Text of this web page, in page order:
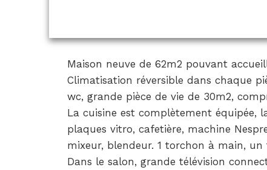
Maison neuve de 62m2 pouvant
Climatisation réversible dans chaque
wc, grande pièce de vie de 30m2,
La cuisine est complètement équipée,
plaques vitro, cafetière, machine
mixeur, blendeur. 1 torchon à main,
Dans le salon, grande télévision